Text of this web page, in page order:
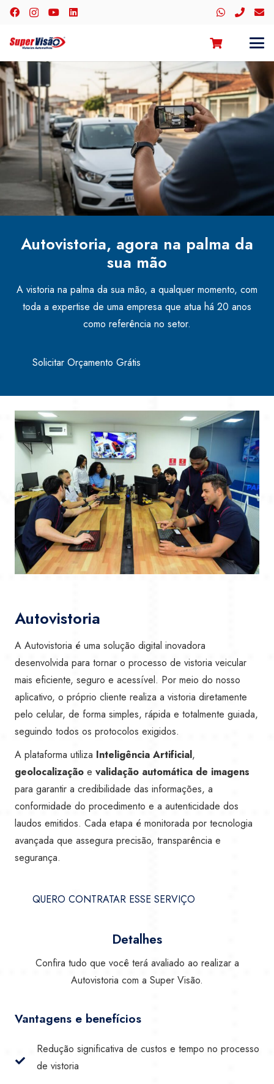
Autovistoria, agora na palma da
sua mão
A vistoria na palma da sua mão, a qualquer momento, com
toda a expertise de uma empresa que atua há 20 anos
como referência no setor.
Solicitar Orçamento Grátis
Autovistoria
A Autovistoria é uma solução digital inovadora
desenvolvida para tornar o processo de vistoria veicular
mais eficiente, seguro e acessível. Por meio do nosso
aplicativo, o próprio cliente realiza a vistoria diretamente
pelo celular, de forma simples, rápida e totalmente guiada,
seguindo todos os protocolos exigidos.
A plataforma utiliza Inteligência Artificial,
geolocalização e validação automática de imagens
para garantir a credibilidade das informações, a
conformidade do procedimento e a autenticidade dos
laudos emitidos. Cada etapa é monitorada por tecnologia
avançada que assegura precisão, transparência e
segurança.
QUERO CONTRATAR ESSE SERVIÇO
Detalhes
Confira tudo que você terá avaliado ao realizar a
Autovistoria com a Super Visão.
Vantagens e benefícios
Redução significativa de custos e tempo no processo
de vistoria